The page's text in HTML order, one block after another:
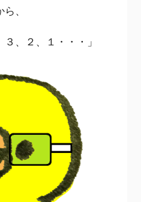
、
、２、１・・・」